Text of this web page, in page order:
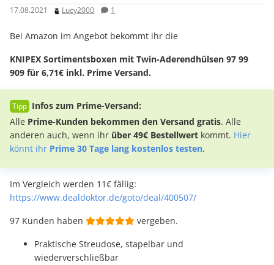
17.08.2021 Lucy2000 1
Bei Amazon im Angebot bekommt ihr die
KNIPEX Sortimentsboxen mit Twin-Aderendhülsen 97 99
909 für 6,71€ inkl. Prime Versand.
Infos zum Prime-Versand:
Alle Prime-Kunden bekommen den Versand gratis. Alle
anderen auch, wenn ihr über 49€ Bestellwert kommt. Hier
könnt ihr Prime 30 Tage lang kostenlos testen.
Im Vergleich werden 11€ fällig:
https://www.dealdoktor.de/goto/deal/400507/
97 Kunden haben
vergeben.
Praktische Streudose, stapelbar und
wiederverschließbar